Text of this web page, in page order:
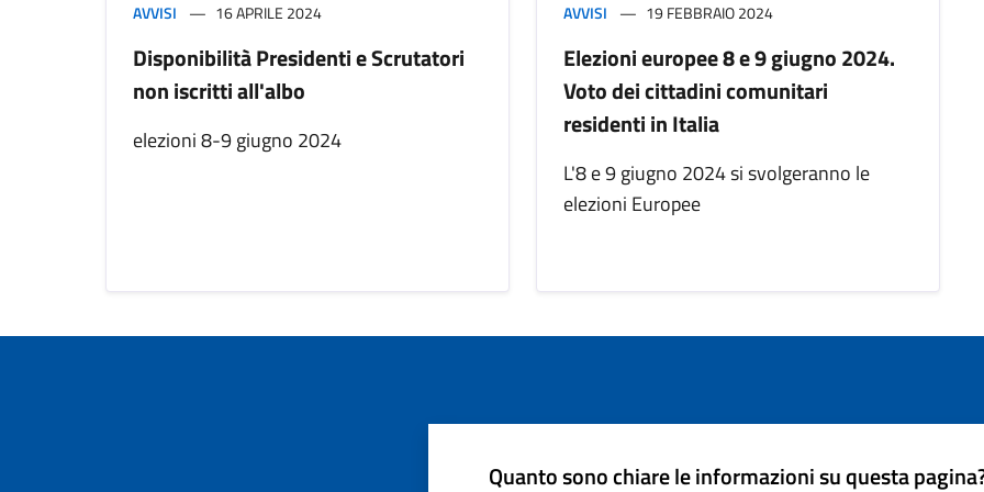
AVVISI 16 APRILE 2024
Disponibilità Presidenti e Scrutatori
non iscritti all'albo
elezioni 8-9 giugno 2024
AVVISI 19 FEBBRAIO 2024
Elezioni europee 8 e 9 giugno 2024.
Voto dei cittadini comunitari
residenti in Italia
L'8 e 9 giugno 2024 si svolgeranno le
elezioni Europee
Quanto sono chiare le informazioni su questa